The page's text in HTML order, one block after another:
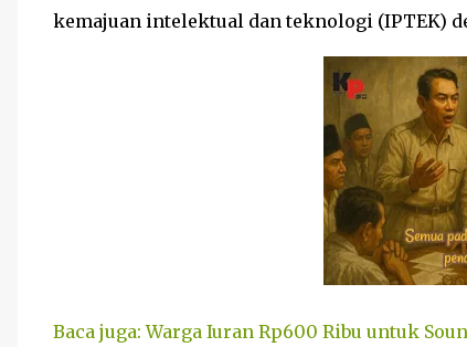
kemajuan intelektual dan teknologi (IPTEK)
Baca juga: Warga Iuran Rp600 Ribu untuk